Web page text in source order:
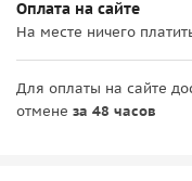
Оплата на сайте
На месте ничего
Для оплаты на сайте
отмене за 48 часов